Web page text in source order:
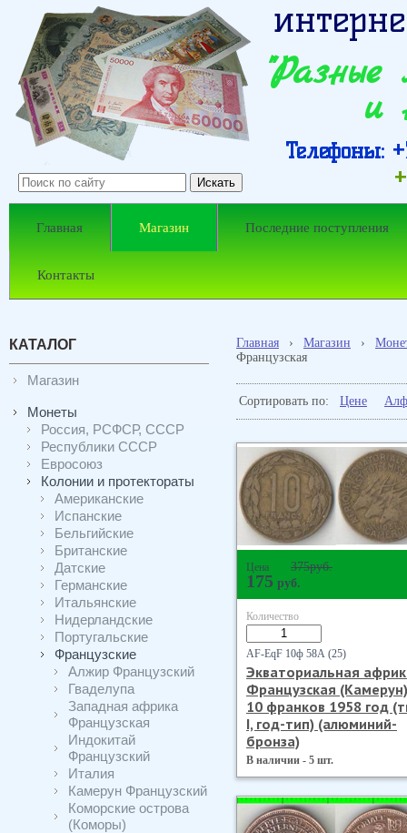
и
Телефоны:
Главная Магазин Последние поступления
Контакты
КАТАЛОГ
Магазин
Монеты
Россия, РСФСР, СССР
Республики СССР
Евросоюз
Колонии и протектораты
Американские
Испанские
Бельгийские
Британские
Датские
Германские
Итальянские
Нидерландские
Португальские
Французские
Алжир Французский
Гваделупа
Западная африка
Французская
Индокитай
Французский
Италия
Камерун Французский
Коморские острова
(Коморы)
Главная › Магазин ›
Французская
Сортировать по: Цене
Цена 375руб.
175 руб.
Количество
AF-EqF 10ф 58А (25)
Экваториальная
Французская (Камерун)
10 франков 1958 год
I, год-тип) (алюминий-
бронза)
В наличии - 5 шт.